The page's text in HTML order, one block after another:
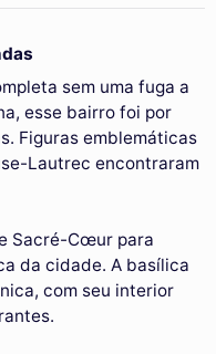
sem uma fuga a
esse bairro foi por
Figuras emblemáticas
Lautrec encontraram
Sacré-Cœur para
da cidade. A basílica
com seu interior